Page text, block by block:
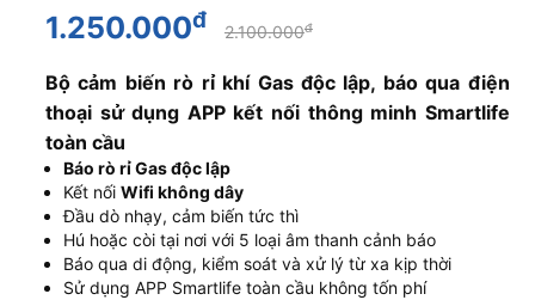
1.250.000đ 2.100.000đ
Bộ cảm biến rò rỉ khí Gas độc lập, báo qua điện
thoại sử dụng APP kết nối thông minh Smartlife
toàn cầu
Báo rò rỉ Gas độc lập
Kết nối Wifi không dây
Đầu dò nhạy, cảm biến tức thì
Hú hoặc còi tại nơi với 5 loại âm thanh cảnh báo
Báo qua di động, kiểm soát và xử lý từ xa kịp thời
Sử dụng APP Smartlife toàn cầu không tốn phí